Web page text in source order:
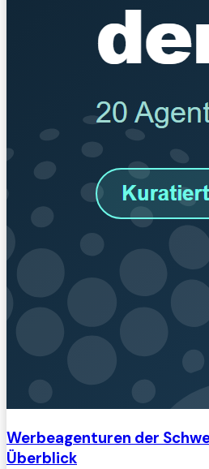
Werbeagenturen der
Überblick